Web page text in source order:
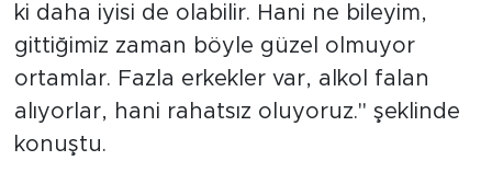
ki daha iyisi de olabilir. Hani ne bileyim,
gittiğimiz zaman böyle güzel olmuyor
ortamlar. Fazla erkekler var, alkol falan
alıyorlar, hani rahatsız oluyoruz." şeklinde
konuştu.